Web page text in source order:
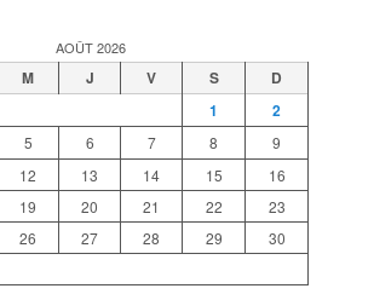
AOÛT 2026
M J V S
D
1
2
5 6 7 8
9
12 13 14 15
16
19 20 21 22
23
26 27 28 29
30